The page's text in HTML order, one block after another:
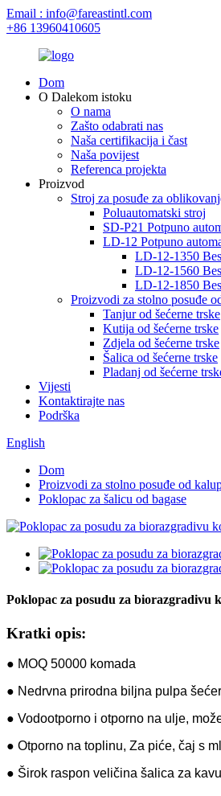
Email : info@fareastintl.com
+86 13960410605
Dom
O Dalekom istoku
O nama
Zašto odabrati nas
Naša certifikacija i čast
Naša povijest
Referenca projekta
Proizvod
Stroj za posuđe za
Poluautomatski stroj
SD-P21 Potpuno
LD-12 Potpuno
LD-12-1350
LD-12-1560
LD-12-1850
Proizvodi za stolno posuđe
Tanjur od šećerne trske
Kutija od šećerne trske
Zdjela od šećerne trske
Šalica od šećerne trske
Pladanj od šećerne
Vijesti
Kontaktirajte nas
Podrška
English
Dom
Proizvodi za stolno posuđe od
Poklopac za šalicu od bagase
Poklopac za posudu za biorazgradivu
Kratki opis:
● MOQ 50000 komada
● Nedrvna prirodna biljna pulpa
● Vodootporno i otporno na ulje,
● Otporno na toplinu, Za piće, čaj s
● Širok raspon veličina šalica za